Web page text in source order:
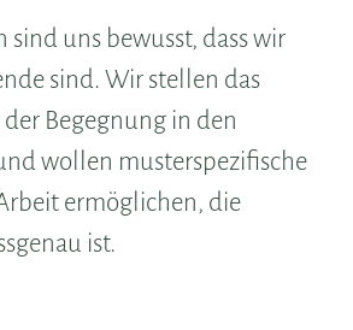
sind uns bewusst, dass wir
sind. Wir stellen das
Begegnung in den
wollen musterspezifische
ermöglichen, die
ist.